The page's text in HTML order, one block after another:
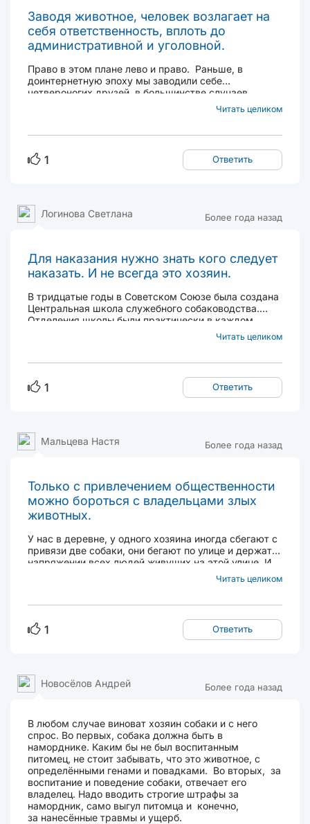
Заводя животное, человек возлагает на
себя ответственность, вплоть до
административной и уголовной.
Право в этом плане лево и право. Раньше, в
доинтернетную эпоху мы заводили себе
четвероногих друзей, в большинстве случаев,
выбирая по внешним признакам, ну или глядя кино,
или у друзей/знакомых такая же. Ныне, когда весь
интернет)...
Читать целиком
1 Ответить
Более года назад
Логинова Светлана
Для наказания нужно знать кого следует
наказать. И не всегда это хозяин.
В тридцатые годы в Советском Союзе была создана
Центральная школа служебного собаководства.
Отделения школы были практически в каждом
крупном городе СССР. Школа занималась как
разведением и дрессурой служебных собак, так и
ветеринаров...
Читать целиком
1 Ответить
Более года назад
Мальцева Настя
Только с привлечением общественности
можно бороться с владельцами злых
животных.
У нас в деревне, у одного хозяина иногда сбегают с
привязи две собаки, они бегают по улице и держат в
напряжении всех людей живущих на этой улице. И
пока в общем чате не появляется информация что
мол будьте осторожны, по улице носятся злые
Читать целиком
1 Ответить
Более года назад
Новосёлов Андрей
В любом случае виноват хозяин собаки и с него
спрос. Во первых, собака должна быть в
наморднике. Каким бы не был воспитанным
питомец, не стоит забывать, что это животное, с
определёнными генами и повадками. Во вторых, за
воспитание и поведение собаки, отвечает его
владелец. Надо вводить строгие штрафы за
намордник, само выгул питомца и конечно,
за нанесённые травмы и ущерб.